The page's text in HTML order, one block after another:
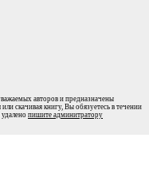
авторов и предназначены
скачивая книгу, Вы обязуетесь в течении
пишите админитратору